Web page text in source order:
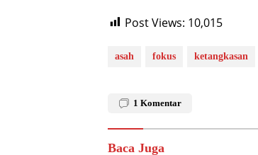
Post Views: 10,015
asah fokus ketangkasan
1 Komentar
Baca Juga